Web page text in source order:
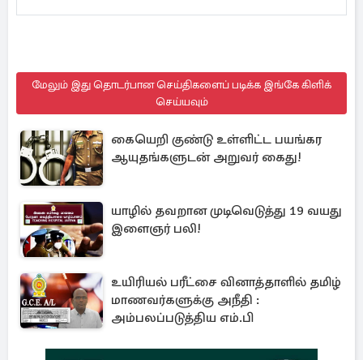
மேலும் இது தொடர்பான செய்திகளைப் படிக்க இங்கே கிளிக்
செய்யவும்
கையெறி குண்டு உள்ளிட்ட பயங்கர
ஆயுதங்களுடன் அறுவர் கைது!
யாழில் தவறான முடிவெடுத்து 19 வயது
இளைஞர் பலி!
உயிரியல் பரீட்சை வினாத்தாளில் தமிழ்
மாணவர்களுக்கு அநீதி :
அம்பலப்படுத்திய எம்.பி